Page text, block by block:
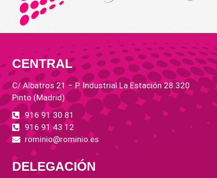
CENTRAL
C/ Albatros 21 – P. Industrial La Estación 28.320
Pinto (Madrid)
916 91 30 81
916 91 43 12
rominio@rominio.es
DELEGACIÓN